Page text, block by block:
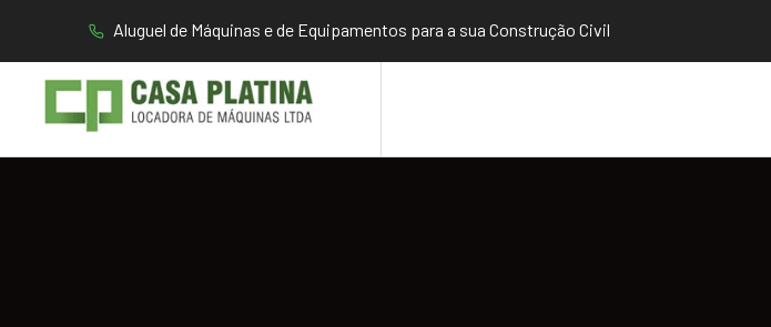
Aluguel de Máquinas e de Equipamentos para a sua Construção Civil